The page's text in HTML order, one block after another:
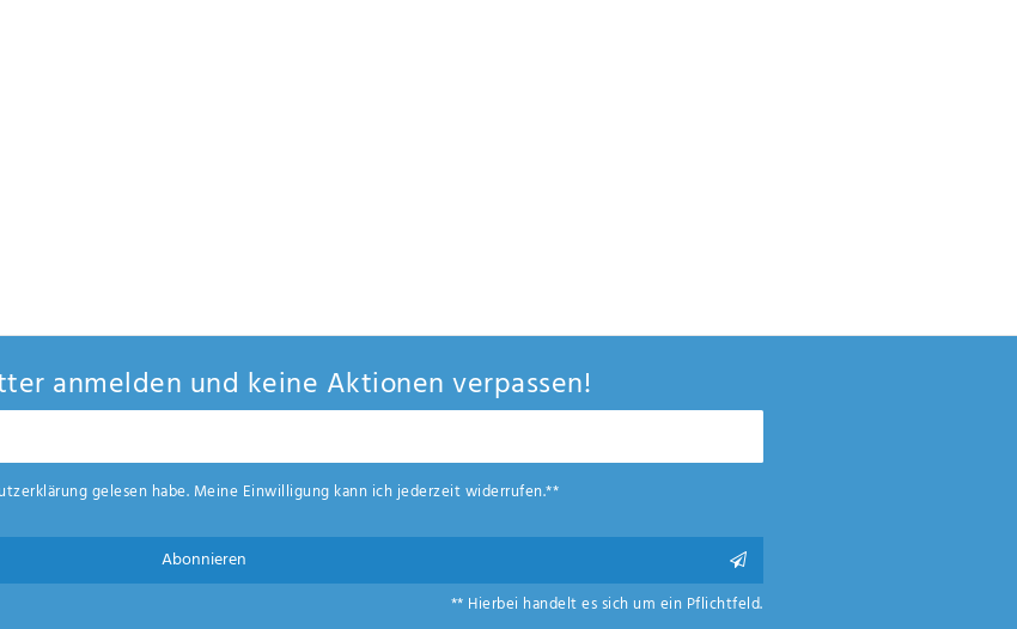
anmelden und keine Aktionen verpassen!
gelesen habe. Meine Einwilligung kann ich jederzeit widerrufen.**
Abonnieren
** Hierbei handelt es sich um ein Pflichtfeld.